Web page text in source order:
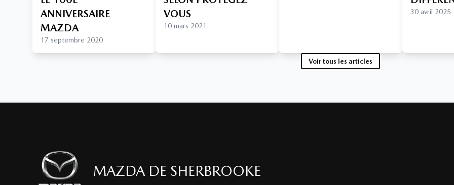
ANNIVERSAIRE
MAZDA
17 septembre 2020
VOUS
10 mars 2021
30 avril 2025
Voir tous les articles
MAZDA DE SHERBROOKE